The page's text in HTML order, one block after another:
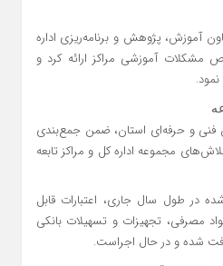
آموزش، پژوهش و برنامه‌ریزی اداره
آموزشی مراکز ارائه کرد و
فنی و حرفه‌ای استان، ضمن جمع‌بندی
مجموعه اداره کل و مراکز تابعه
در طول سال جاری، اعتبارات قابل
مصرفی، تجهیزات و تسهیلات بانکی
شده و در حال اجراست.